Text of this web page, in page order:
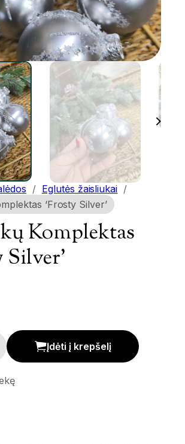
/ Eglutės žaisliukai /
‘Frosty Silver’
Komplektas
Silver’
'Frosty Silver' kiekis
Įdėti į krepšelį